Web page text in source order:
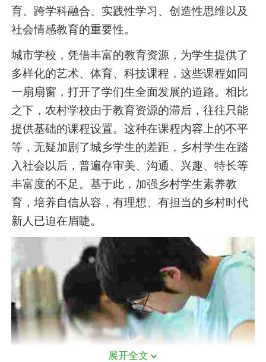
育、跨学科融合、实践性学习、创造性思维以及
社会情感教育的重要性。
城市学校，凭借丰富的教育资源，为学生提供了
多样化的艺术、体育、科技课程，这些课程如同
一扇扇窗，打开了学们生全面发展的道路。相比
之下，农村学校由于教育资源的滞后，往往只能
提供基础的课程设置。这种在课程内容上的不平
等，无疑加剧了城乡学生的差距，乡村学生在踏
入社会以后，普遍存审美、沟通、兴趣、特长等
丰富度的不足。基于此，加强乡村学生素养教
育，培养自信从容，有理想、有担当的乡村时代
新人已迫在眉睫。
展开全文